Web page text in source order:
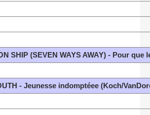
SHIP (SEVEN WAYS AWAY) - Pour
- Jeunesse indomptéee (Koch/